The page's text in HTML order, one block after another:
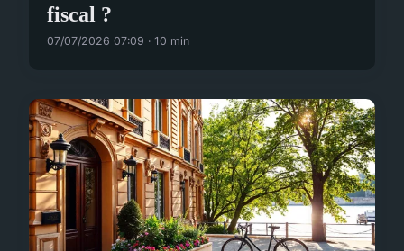
fiscal ?
07/07/2026 07:09 · 10 min